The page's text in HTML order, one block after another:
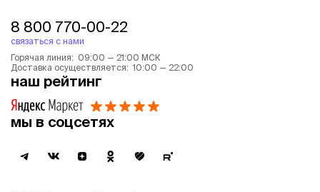
8 800 770-00-22
связаться с нами
Горячая линия: 09:00 — 21:00 МСК
Доставка осуществляется: 10:00 — 22:00
наш рейтинг
мы в соцсетях